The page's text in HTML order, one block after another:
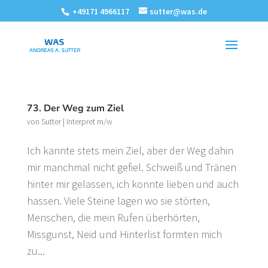
+49171 4966117 sutter@was.de
73. Der Weg zum Ziel
von Sutter| Interpret m/w
Ich kannte stets mein Ziel, aber der Weg dahin
mir manchmal nicht gefiel. Schweiß und Tränen
hinter mir gelassen, ich konnte lieben und auch
hassen. Viele Steine lagen wo sie störten,
Menschen, die mein Rufen überhörten,
Missgunst, Neid und Hinterlist formten mich
zu...